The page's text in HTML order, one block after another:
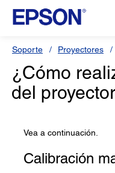
Soporte Proyectores
¿Cómo
del
Vea a continuación.
Calibración